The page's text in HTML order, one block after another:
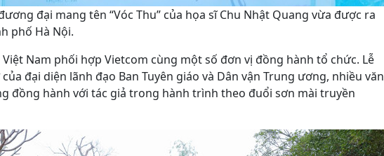
đại mang tên “Vóc Thu” của họa sĩ Chu Nhật Quang vừa được ra
phố Hà Nội.
Nam phối hợp Vietcom cùng một số đơn vị đồng hành tổ chức. Lễ
đại diện lãnh đạo Ban Tuyên giáo và Dân vận Trung ương, nhiều văn
đồng hành với tác giả trong hành trình theo đuổi sơn mài truyền